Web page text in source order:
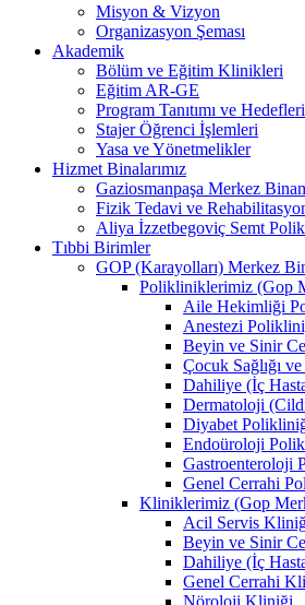
Misyon & Vizyon
Organizasyon Şeması
Akademik
Bölüm ve Eğitim Klinikleri
Eğitim AR-GE
Program Tanıtımı ve Hedefleri
Stajer Öğrenci İşlemleri
Yasa ve Yönetmelikler
Hizmet Binalarımız
Gaziosmanpaşa Merkez
Fizik Tedavi ve
Aliya İzzetbegoviç Semt
Tıbbi Birimler
GOP (Karayolları) Merkez
Polikliniklerimiz (Gop
Aile Hekimliği
Anestezi
Beyin ve Sinir
Çocuk Sağlığı
Dahiliye (İç
Dermatoloji
Diyabet
Endoüroloji
Gastroenteroloji
Genel Cerrahi
Kliniklerimiz (Gop
Acil Servis
Beyin ve Sinir
Dahiliye (İç
Genel Cerrahi
Nöroloji Kliniği